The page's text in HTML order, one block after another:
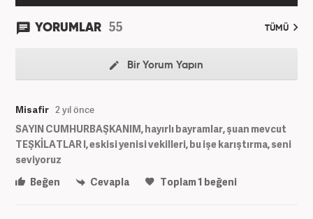
YORUMLAR 55 TÜMÜ
Bir Yorum Yapın
Misafir 2 yıl önce
SAYIN CUMHURBAŞKANIM, hayırlı bayramlar, şuan mevcut
TEŞKİLATLAR I, eskisi yenisi vekilleri, bu işe karıştırma, seni
seviyoruz
Beğen
Cevapla Toplam1 beğeni